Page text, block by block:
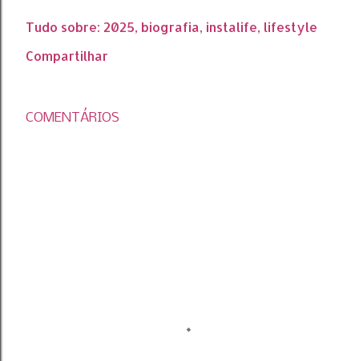
Tudo sobre: 2025 biografia instalife lifestyle
Compartilhar
COMENTÁRIOS